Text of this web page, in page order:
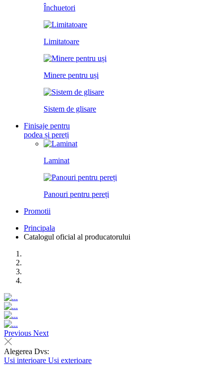
Închuetori
Limitatoare
Minere pentru uși
Sistem de glisare
Finisaje pentru
podea și pereți
Laminat
Panouri pentru pereți
Promotii
Principala
Catalogul oficial al producatorului
Previous Next
Alegerea Dvs:
Usi interioare Usi exterioare